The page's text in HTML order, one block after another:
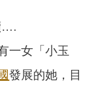
….
一女「小玉
發展的她，目